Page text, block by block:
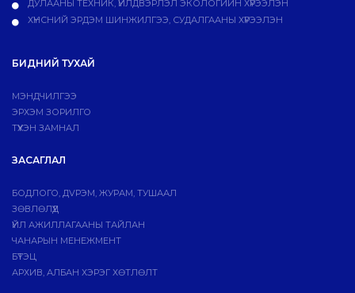
ДУЛААНЫ ТЕХНИК, ҮЙЛДВЭРЛЭЛ ЭКОЛОГИЙН ХҮРЭЭЛЭН
ХҮНСНИЙ ЭРДЭМ ШИНЖИЛГЭЭ, СУДАЛГААНЫ ХҮРЭЭЛЭН
БИДНИЙ ТУХАЙ
МЭНДЧИЛГЭЭ
ЭРХЭМ ЗОРИЛГО
ТҮҮХЭН ЗАМНАЛ
ЗАСАГЛАЛ
БОДЛОГО, ДVРЭМ, ЖУРАМ, ТУШААЛ
ЗӨВЛӨЛҮҮД
ҮЙЛ АЖИЛЛАГААНЫ ТАЙЛАН
ЧАНАРЫН МЕНЕЖМЕНТ
БҮТЭЦ
АРХИВ, АЛБАН ХЭРЭГ ХӨТЛӨЛТ